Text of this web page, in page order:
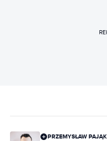
PRZEMYSŁAW PAJĄK